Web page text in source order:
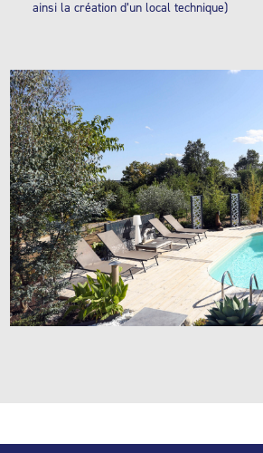
ainsi la création d’un local technique)